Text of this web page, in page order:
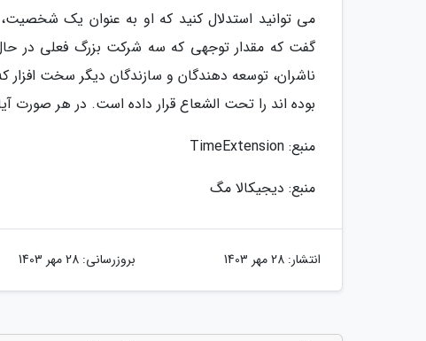
می توانید استدلال کنید که او به عنوان یک
گفت که مقدار توجهی که سه شرکت بزرگ فعلی در حال
ناشران، توسعه دهندگان و سازندگان دیگر سخت
بوده اند را تحت الشعاع قرار داده است. در هر صورت
منبع: TimeExtension
منبع: دیجیکالا مگ
انتشار: 28 مهر 1403 بروزرسانی: 28 مهر 1403